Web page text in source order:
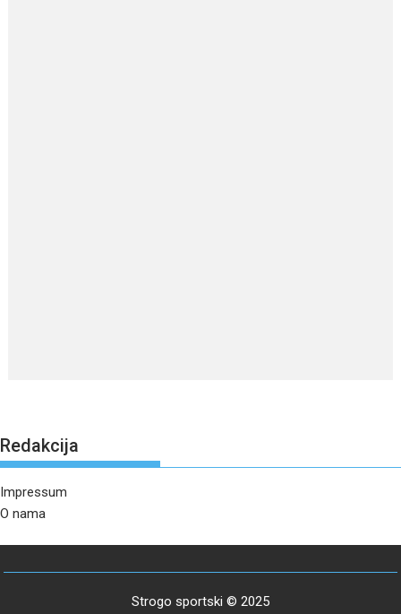
Redakcija
Impressum
O nama
Strogo sportski © 2025